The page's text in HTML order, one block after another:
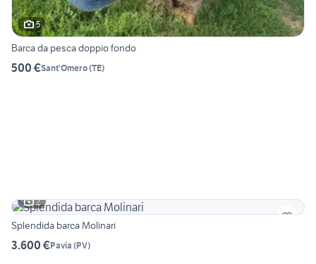
5
Barca da pesca doppio fondo
500 €Sant'Omero(TE)
2
Splendida barca Molinari
3.600 €Pavia (PV)